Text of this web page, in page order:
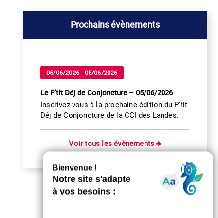
Prochains évènements
05/06/2026 - 05/06/2026
Le P’tit Déj de Conjoncture – 05/06/2026
Inscrivez-vous à la prochaine édition du P'tit
Déj de Conjoncture de la CCI des Landes.
Voir tous les évènements